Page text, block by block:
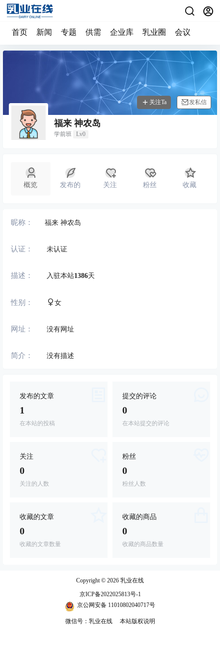
首页 新闻 专题 供需 企业库 乳业圈 会议
福来 神农岛
学前班 Lv0
关注Ta 发私信
概览 发布的 关注 粉丝 收藏
昵称： 福来 神农岛
认证： 未认证
描述： 入驻本站1386天
性别： 女
网址： 没有网址
简介： 没有描述
发布的文章
1
在本站的投稿
提交的评论
0
在本站提交的评论
关注
0
关注的人数
粉丝
0
粉丝人数
收藏的文章
0
收藏的文章数量
收藏的商品
0
收藏的商品数量
Copyright © 2026 乳业在线
京ICP备2022025813号-1
京公网安备 11010802040717号
微信号：乳业在线 本站版权说明